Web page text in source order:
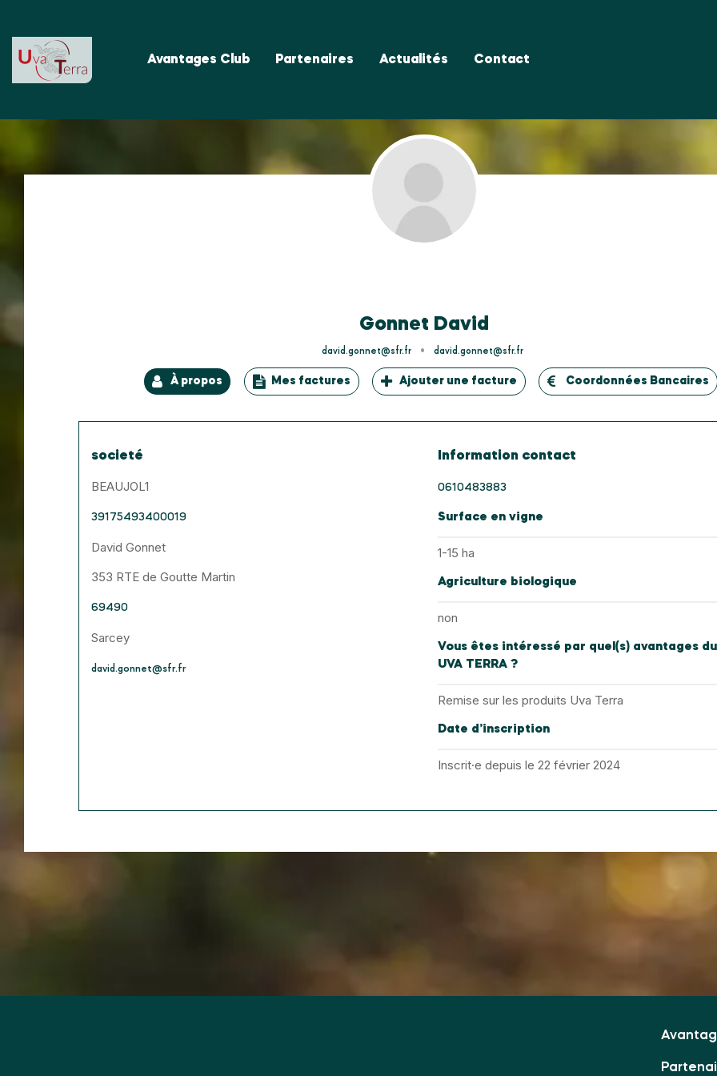
Avantages Club Partenaires Actualités Contact
Gonnet David
david.gonnet@sfr.fr • david.gonnet@sfr.fr
À propos Mes factures Ajouter une facture Coordonnées Bancaires
societé
BEAUJOL1
39175493400019
David Gonnet
353 RTE de Goutte Martin
69490
Sarcey
david.gonnet@sfr.fr
Information contact
0610483883
Surface en vigne
1-15 ha
Agriculture biologique
non
Vous êtes intéressé par quel(s) avantages
UVA TERRA ?
Remise sur les produits Uva Terra
Date d’inscription
Inscrit·e depuis le 22 février 2024